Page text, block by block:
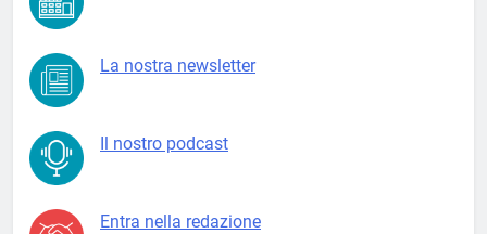
La nostra newsletter
Il nostro podcast
Entra nella redazione